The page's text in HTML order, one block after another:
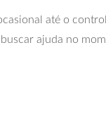
até o
ajuda no